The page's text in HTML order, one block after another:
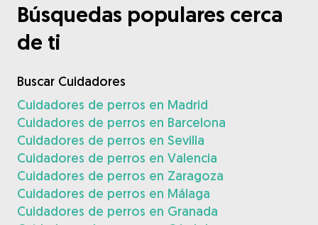
Búsquedas populares cerca
de ti
Buscar Cuidadores
Cuidadores de perros en Madrid
Cuidadores de perros en Barcelona
Cuidadores de perros en Sevilla
Cuidadores de perros en Valencia
Cuidadores de perros en Zaragoza
Cuidadores de perros en Málaga
Cuidadores de perros en Granada